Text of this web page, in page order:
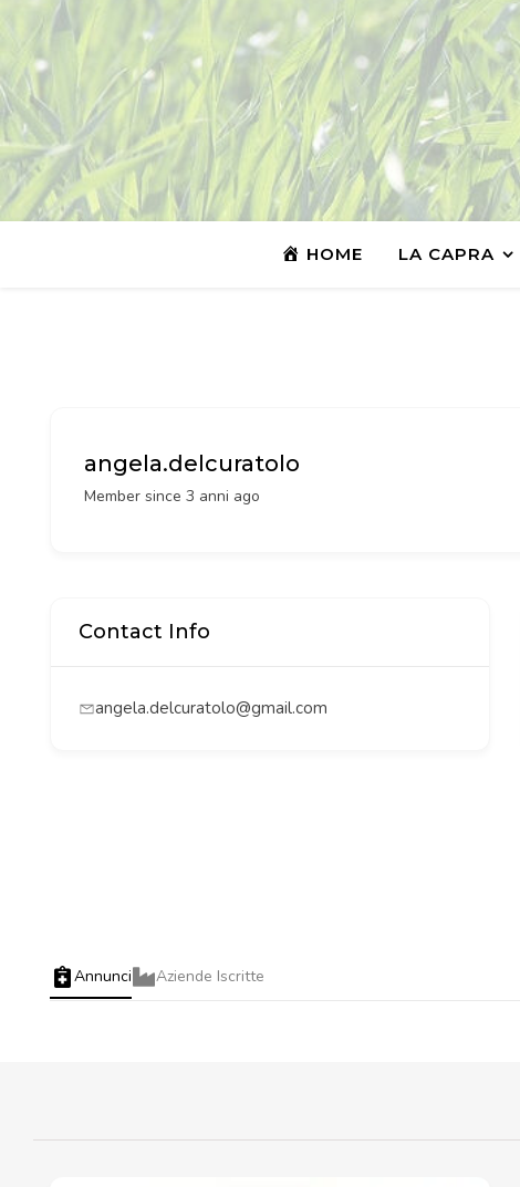
HOME LA CAPRA
angela.delcuratolo
Member since 3 anni ago
Contact Info
angela.delcuratolo@gmail.com
Annunci Aziende Iscritte